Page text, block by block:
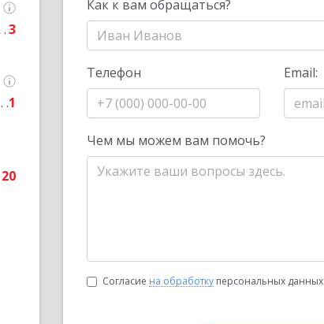
3
1
20
Как к вам обращаться?
Телефон Email:
Чем мы можем вам помочь?
Согласие на обработку персональных данных